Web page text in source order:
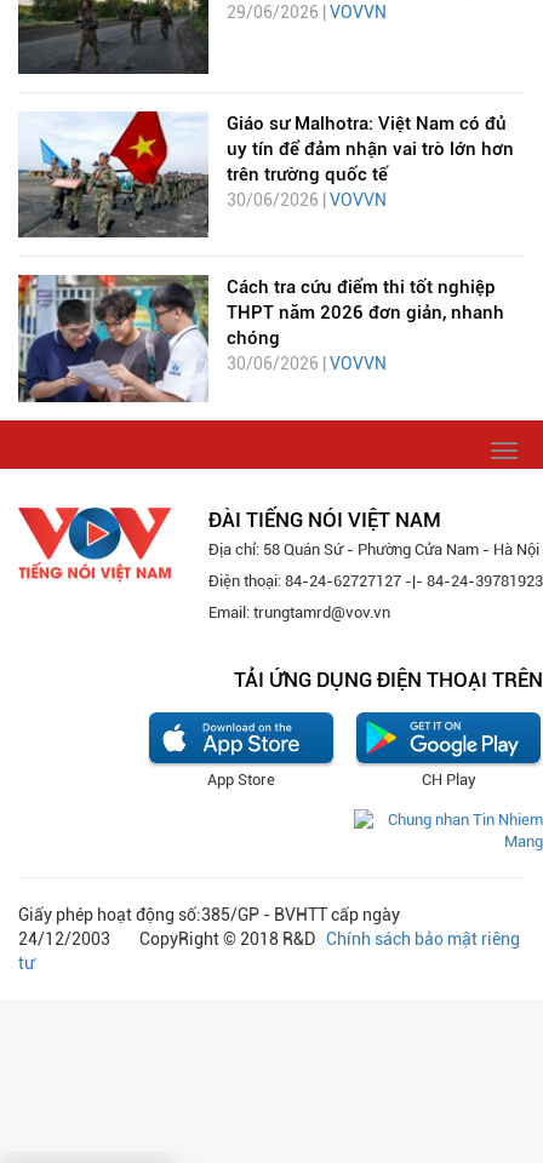
29/06/2026 | VOVVN
Giáo sư Malhotra: Việt Nam có đủ
uy tín để đảm nhận vai trò lớn hơn
trên trường quốc tế
30/06/2026 | VOVVN
Cách tra cứu điểm thi tốt nghiệp
THPT năm 2026 đơn giản, nhanh
chóng
30/06/2026 | VOVVN
ĐÀI TIẾNG NÓI VIỆT NAM
Địa chỉ: 58 Quán Sứ - Phường Cửa Nam - Hà Nội
Điện thoại: 84-24-62727127 -|- 84-24-39781923
Email: trungtamrd@vov.vn
TẢI ỨNG DỤNG ĐIỆN THOẠI TRÊN
CH Play
App Store
Giấy phép hoạt động số:385/GP - BVHTT cấp ngày
24/12/2003 CopyRight © 2018 R&D Chính sách bảo mật riêng
tư